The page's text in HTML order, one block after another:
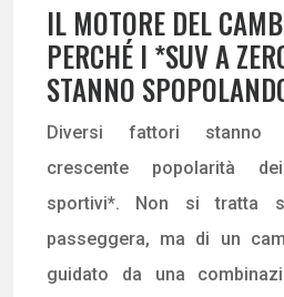
IL MOTORE DEL
PERCHÉ I *SUV A
STANNO
Diversi fattori stanno
crescente popolarità
sportivi*. Non si tratta
passeggera, ma di un
guidato da una